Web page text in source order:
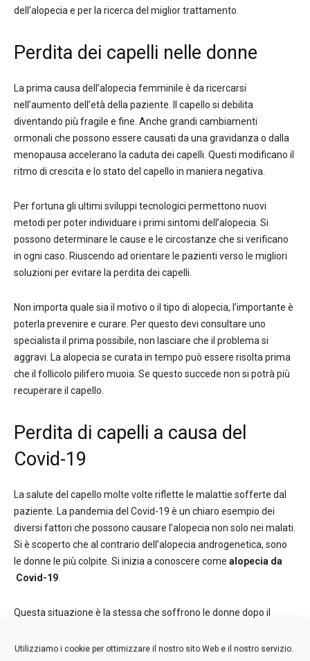
Utilizziamo i cookie per ottimizzare il nostro sito Web e il nostro servizio.
dell’alopecia e per la ricerca del miglior trattamento.
Perdita dei capelli nelle donne
La prima causa dell’alopecia femminile è da ricercarsi
nell’aumento dell’età della paziente. Il capello si debilita
diventando più fragile e fine. Anche grandi cambiamenti
ormonali che possono essere causati da una gravidanza o dalla
menopausa accelerano la caduta dei capelli. Questi modificano il
ritmo di crescita e lo stato del capello in maniera negativa.
Per fortuna gli ultimi sviluppi tecnologici permettono nuovi
metodi per poter individuare i primi sintomi dell’alopecia. Si
possono determinare le cause e le circostanze che si verificano
in ogni caso. Riuscendo ad orientare le pazienti verso le migliori
soluzioni per evitare la perdita dei capelli.
Non importa quale sia il motivo o il tipo di alopecia, l’importante è
poterla prevenire e curare. Per questo devi consultare uno
specialista il prima possibile, non lasciare che il problema si
aggravi. La alopecia se curata in tempo può essere risolta prima
che il follicolo pilifero muoia. Se questo succede non si potrà più
recuperare il capello.
Perdita di capelli a causa del
Covid-19
La salute del capello molte volte riflette le malattie sofferte dal
paziente. La pandemia del Covid-19 è un chiaro esempio dei
diversi fattori che possono causare l’alopecia non solo nei malati.
Si è scoperto che al contrario dell’alopecia androgenetica, sono
le donne le più colpite. Si inizia a conoscere come alopecia da
Covid-19
Questa situazione è la stessa che soffrono le donne dopo il
grande intervento chirurgico o da un processo infiammatorio.